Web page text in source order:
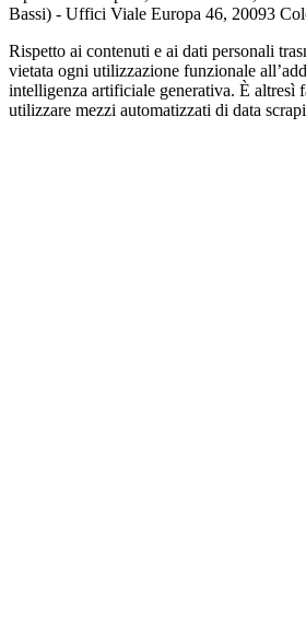
Bassi) - Uffici Viale Europa 46, 20093
Rispetto ai contenuti e ai dati personali
vietata ogni utilizzazione funzionale
intelligenza artificiale generativa. È altresì
utilizzare mezzi automatizzati di data